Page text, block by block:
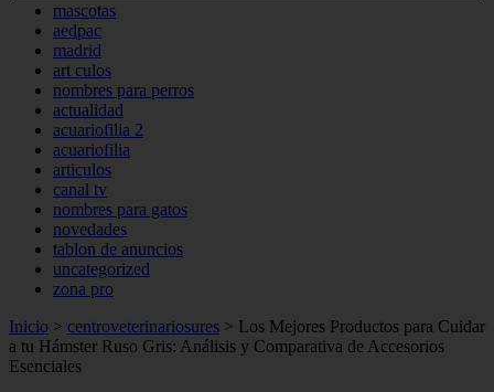
mascotas
aedpac
madrid
art culos
nombres para perros
actualidad
acuariofilia 2
acuariofilia
articulos
canal tv
nombres para gatos
novedades
tablon de anuncios
uncategorized
zona pro
Inicio > centroveterinariosures > Los Mejores Productos para Cuidar
a tu Hámster Ruso Gris: Análisis y Comparativa de Accesorios
Esenciales